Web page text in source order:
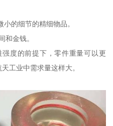
的细节的精细物品。
和金钱。
度的前提下，零件重量可以更
工业中需求量这样大。